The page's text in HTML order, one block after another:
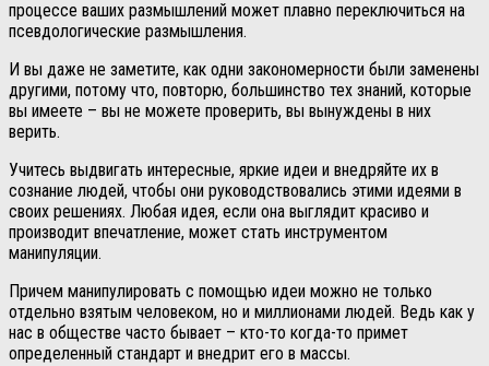
процессе ваших размышлений может плавно переключиться на
псевдологические размышления.
И вы даже не заметите, как одни закономерности были заменены
другими, потому что, повторю, большинство тех знаний, которые
вы имеете – вы не можете проверить, вы вынуждены в них
верить.
Учитесь выдвигать интересные, яркие идеи и внедряйте их в
сознание людей, чтобы они руководствовались этими идеями в
своих решениях. Любая идея, если она выглядит красиво и
производит впечатление, может стать инструментом
манипуляции.
Причем манипулировать с помощью идеи можно не только
отдельно взятым человеком, но и миллионами людей. Ведь как у
нас в обществе часто бывает – кто-то когда-то примет
определенный стандарт и внедрит его в массы.